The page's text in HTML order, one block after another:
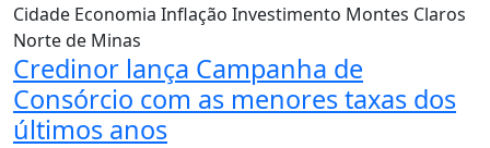
Cidade Economia Inflação Investimento Montes Claros
Norte de Minas
Credinor lança Campanha de
Consórcio com as menores taxas dos
últimos anos